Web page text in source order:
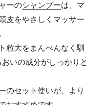
ーのシャンプーは、マ
皮をやさしくマッサー
粒大をまんべんなく馴
いの成分がしっかりと
のセット使いが、より